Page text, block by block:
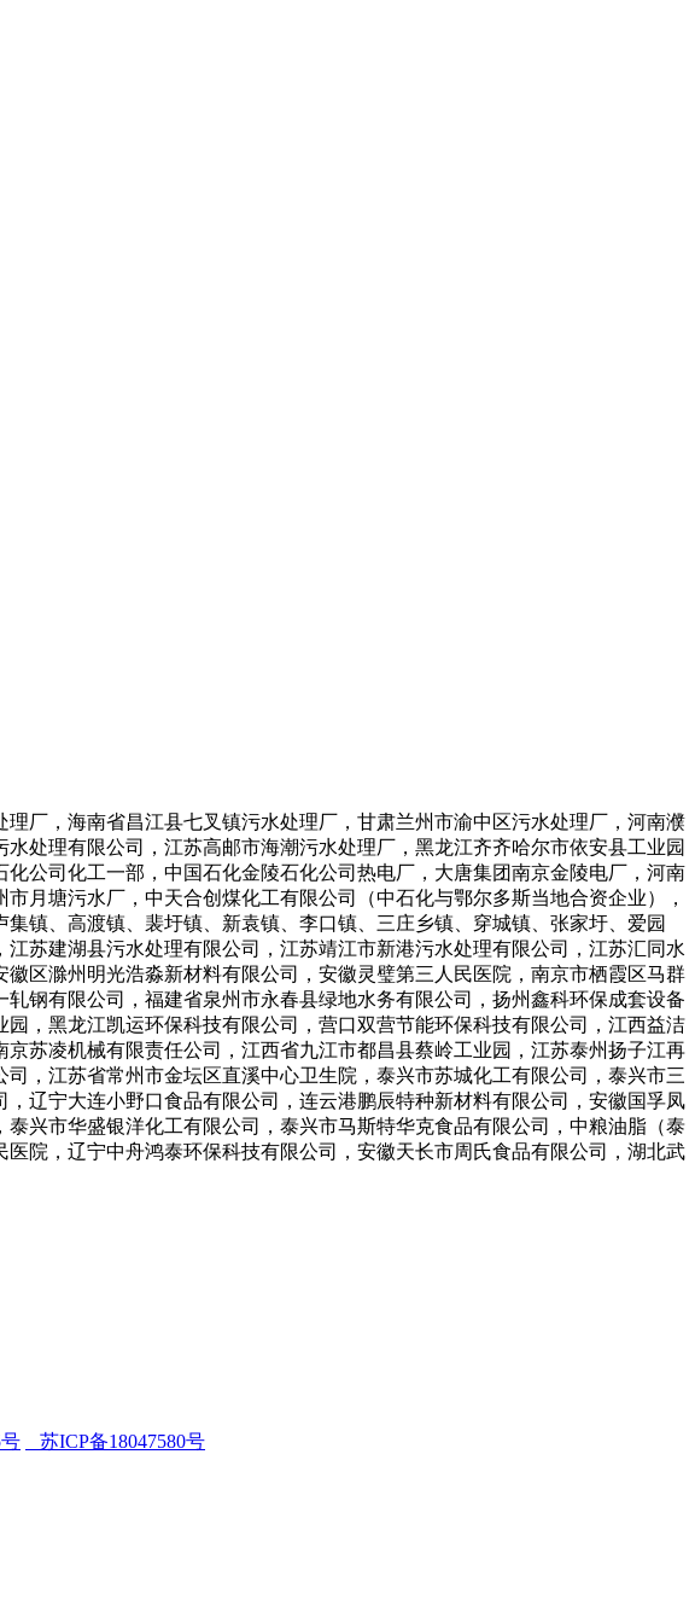
厂，海南省昌江县七叉镇污水处理厂，甘肃兰州市渝中区污水处理厂，河南濮
处理有限公司，江苏高邮市海潮污水处理厂，黑龙江齐齐哈尔市依安县工业园
公司化工一部，中国石化金陵石化公司热电厂，大唐集团南京金陵电厂，河南
月塘污水厂，中天合创煤化工有限公司（中石化与鄂尔多斯当地合资企业），
镇、高渡镇、裴圩镇、新袁镇、李口镇、三庄乡镇、穿城镇、张家圩、爱园
苏建湖县污水处理有限公司，江苏靖江市新港污水处理有限公司，江苏汇同水
区滁州明光浩淼新材料有限公司，安徽灵璧第三人民医院，南京市栖霞区马群
钢有限公司，福建省泉州市永春县绿地水务有限公司，扬州鑫科环保成套设备
，黑龙江凯运环保科技有限公司，营口双营节能环保科技有限公司，江西益洁
苏凌机械有限责任公司，江西省九江市都昌县蔡岭工业园，江苏泰州扬子江再
，江苏省常州市金坛区直溪中心卫生院，泰兴市苏城化工有限公司，泰兴市三
辽宁大连小野口食品有限公司，连云港鹏辰特种新材料有限公司，安徽国孚凤
兴市华盛银洋化工有限公司，泰兴市马斯特华克食品有限公司，中粮油脂（泰
院，辽宁中舟鸿泰环保科技有限公司，安徽天长市周氏食品有限公司，湖北武
苏ICP备18047580号